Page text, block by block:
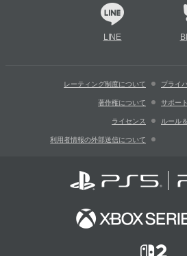
LINE
レーティング制度について プライ
著作権について サポー
ライセンス ルール
利用者情報の外部送信について